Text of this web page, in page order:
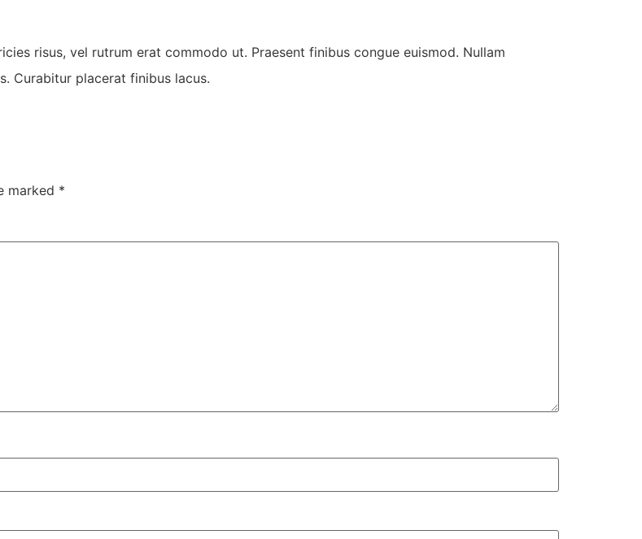
risus, vel rutrum erat commodo ut. Praesent finibus congue euismod. Nullam
Curabitur placerat finibus lacus.
marked *